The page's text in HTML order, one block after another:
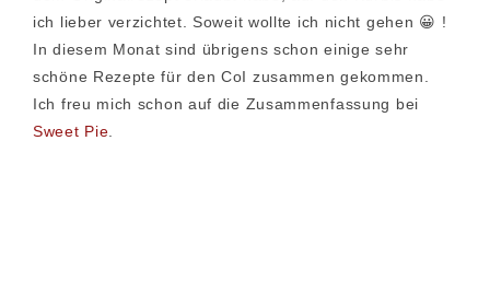
ich lieber verzichtet. Soweit wollte ich nicht gehen 😀 !
In diesem Monat sind übrigens schon einige sehr
schöne Rezepte für den CoI zusammen gekommen.
Ich freu mich schon auf die Zusammenfassung bei
Sweet Pie